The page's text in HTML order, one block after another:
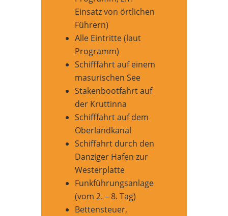
Einsatz von örtlichen
Führern)
Alle Eintritte (laut
Programm)
Schifffahrt auf einem
masurischen See
Stakenbootfahrt auf
der Kruttinna
Schifffahrt auf dem
Oberlandkanal
Schiffahrt durch den
Danziger Hafen zur
Westerplatte
Funkführungsanlage
(vom 2. – 8. Tag)
Bettensteuer,